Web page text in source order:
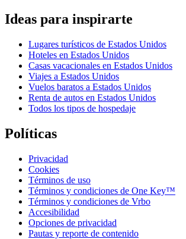
Ideas para inspirarte
Lugares turísticos de Estados Unidos
Hoteles en Estados Unidos
Casas vacacionales en Estados Unidos
Viajes a Estados Unidos
Vuelos baratos a Estados Unidos
Renta de autos en Estados Unidos
Todos los tipos de hospedaje
Políticas
Privacidad
Cookies
Términos de uso
Términos y condiciones de One Key™
Términos y condiciones de Vrbo
Accesibilidad
Opciones de privacidad
Pautas y reporte de contenido